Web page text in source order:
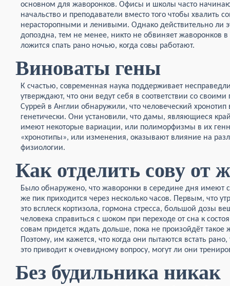
основном для жаворонков. Офисы и школы часто
начальство и преподаватели вместо того чтобы хвалить
нерасторопными и ленивыми. Однако действительно ли
допоздна, тем не менее, никто не обвиняет жаворонков
ложится спать рано ночью, когда совы работают.
Виноваты гены
К счастью, современная наука поддерживает
утверждают, что они ведут себя в соответствии со
Суррей в Англии обнаружили, что человеческий хронотип
генетически. Они установили, что дамы, являющиеся
имеют некоторые вариации, или полиморфизмы в их
«хронотипы», или изменения, оказывают влияние на
физиологии.
Как отделить сову от
Было обнаружено, что жаворонки в середине дня имеют
же пик приходится через несколько часов. Первым, что
это всплеск кортизола, гормона стресса, большой дозы
человека справиться с шоком при переходе от сна к
совам придется ждать дольше, пока не произойдёт
Поэтому, им кажется, что когда они пытаются встать
это приводит к очевидному вопросу, могут ли они
Без будильника никак